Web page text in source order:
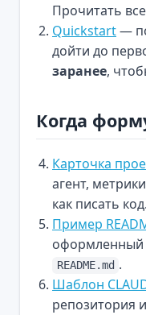
Прочитать
Quickstart—
дойти до
заранее,
Когда
Карточка
агент,
как писать код.
Пример
оформленный
README.md .
Шаблон
репозитория